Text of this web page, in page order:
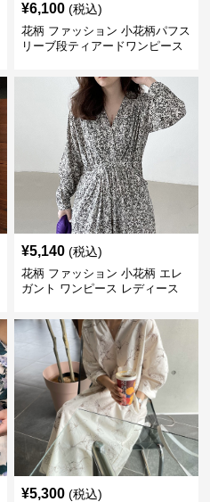
¥6,100 (税込)
花柄 ファッション 小花柄パフス
リーブ段ティアードワンピース
¥5,140 (税込)
花柄 ファッション 小花柄 エレ
ガント ワンピース レディース
¥5,300 (税込)